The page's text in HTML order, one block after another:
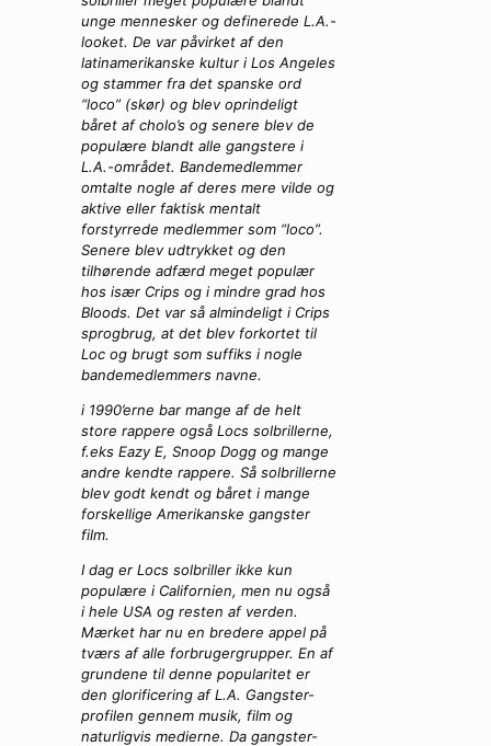
unge mennesker og definerede L.A.-
looket. De var påvirket af den
latinamerikanske kultur i Los Angeles
og stammer fra det spanske ord
“loco” (skør) og blev oprindeligt
båret af cholo’s og senere blev de
populære blandt alle gangstere i
L.A.-området. Bandemedlemmer
omtalte nogle af deres mere vilde og
aktive eller faktisk mentalt
forstyrrede medlemmer som “loco”.
Senere blev udtrykket og den
tilhørende adfærd meget populær
hos især Crips og i mindre grad hos
Bloods. Det var så almindeligt i Crips
sprogbrug, at det blev forkortet til
Loc og brugt som suffiks i nogle
bandemedlemmers navne.
i 1990’erne bar mange af de helt
store rappere også Locs solbrillerne,
f.eks Eazy E, Snoop Dogg og mange
andre kendte rappere. Så solbrillerne
blev godt kendt og båret i mange
forskellige Amerikanske gangster
film.
I dag er Locs solbriller ikke kun
populære i Californien, men nu også
i hele USA og resten af verden.
Mærket har nu en bredere appel på
tværs af alle forbrugergrupper. En af
grundene til denne popularitet er
den glorificering af L.A. Gangster-
profilen gennem musik, film og
naturligvis medierne. Da gangster-